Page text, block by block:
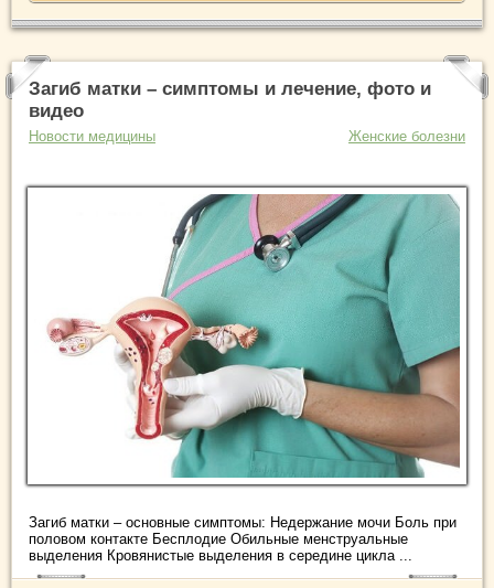
Загиб матки – симптомы и лечение, фото и
видео
Новости медицины Женские болезни
Загиб матки – основные симптомы: Недержание мочи Боль при
половом контакте Бесплодие Обильные менструальные
выделения Кровянистые выделения в середине цикла ...